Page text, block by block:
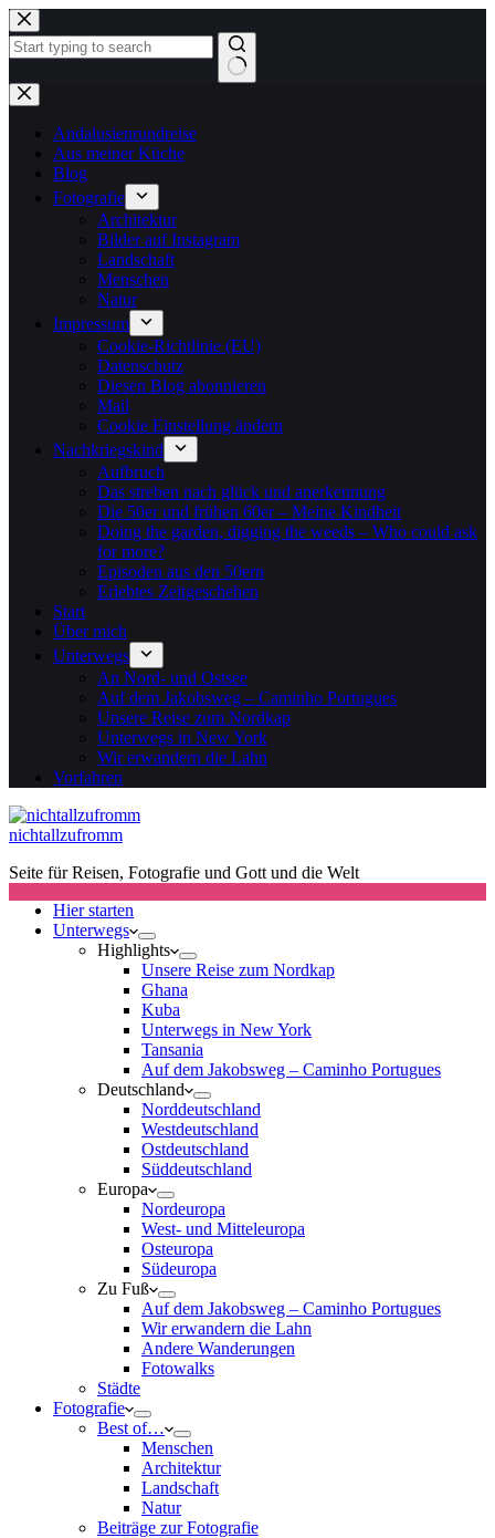
Zum
Inhalt
springen
Keine
Ergebnisse
Andalusienrundreise
Aus meiner Küche
Blog
Fotografie
Architektur
Bilder auf Instagram
Landschaft
Menschen
Natur
Impressum
Cookie-Richtlinie (EU)
Datenschutz
Diesen Blog abonnieren
Mail
Cookie Einstellung ändern
Nachkriegskind
Aufbruch
Das streben nach glück und anerkennung
Die 50er und frühen 60er – Meine Kindheit
Doing the garden, digging the weeds – Who could ask
for more?
Episoden aus den 50ern
Erlebtes Zeitgeschehen
Start
Über mich
Unterwegs
An Nord- und Ostsee
Auf dem Jakobsweg – Caminho Portugues
Unsere Reise zum Nordkap
Unterwegs in New York
Wir erwandern die Lahn
Vorfahren
nichtallzufromm
Seite für Reisen, Fotografie und Gott und die Welt
Hier starten
Unterwegs
Highlights
Unsere Reise zum Nordkap
Ghana
Kuba
Unterwegs in New York
Tansania
Auf dem Jakobsweg – Caminho Portugues
Deutschland
Norddeutschland
Westdeutschland
Ostdeutschland
Süddeutschland
Europa
Nordeuropa
West- und Mitteleuropa
Osteuropa
Südeuropa
Zu Fuß
Auf dem Jakobsweg – Caminho Portugues
Wir erwandern die Lahn
Andere Wanderungen
Fotowalks
Städte
Fotografie
Best of…
Menschen
Architektur
Landschaft
Natur
Beiträge zur Fotografie